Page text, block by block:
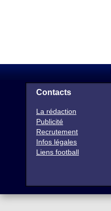
Contacts
La rédaction
Publicité
Recrutement
Infos légales
Liens football